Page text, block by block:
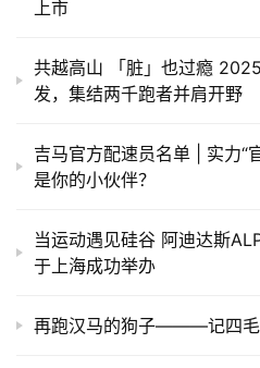
上市
共越高山 「脏」也过瘾
发，集结两千跑者并肩开野
吉马官方配速员名单 | 实力“
是你的小伙伴？
当运动遇见硅谷 阿迪达斯
于上海成功举办
再跑汉马的狗子———记四毛